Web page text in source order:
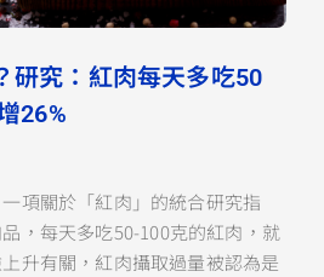
研究：紅肉每天多吃50
26%
項關於「紅肉」的統合研究指
，每天多吃50-100克的紅肉，就
升有關，紅肉攝取過量被認為是